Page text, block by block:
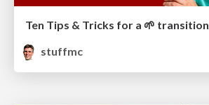
Ten Tips & Tricks for a 🌱 transition
stuffmc